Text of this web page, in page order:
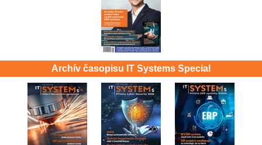
Archív časopisu IT Systems Special